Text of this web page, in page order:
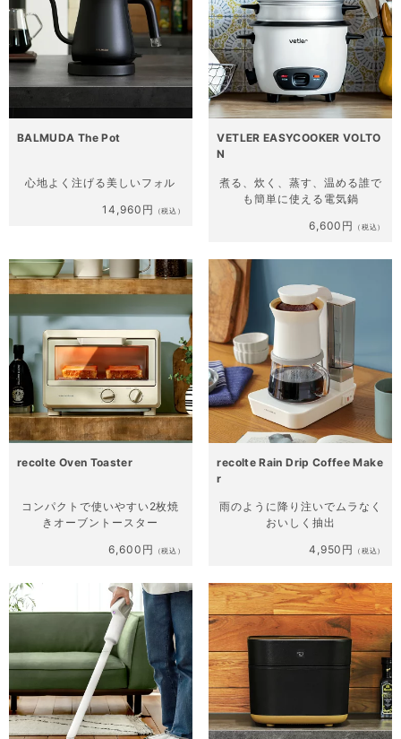
BALMUDA The Pot
心地よく注げる美しいフォル
14,960円
（税込）
VETLER EASYCOOKER VOLTO
N
煮る、炊く、蒸す、温める誰で
も簡単に使える電気鍋
6,600円
（税込）
recolte Oven Toaster
コンパクトで使いやすい2枚焼
きオーブントースター
6,600円
（税込）
recolte Rain Drip Coffee Make
r
雨のように降り注いでムラなく
おいしく抽出
4,950円
（税込）